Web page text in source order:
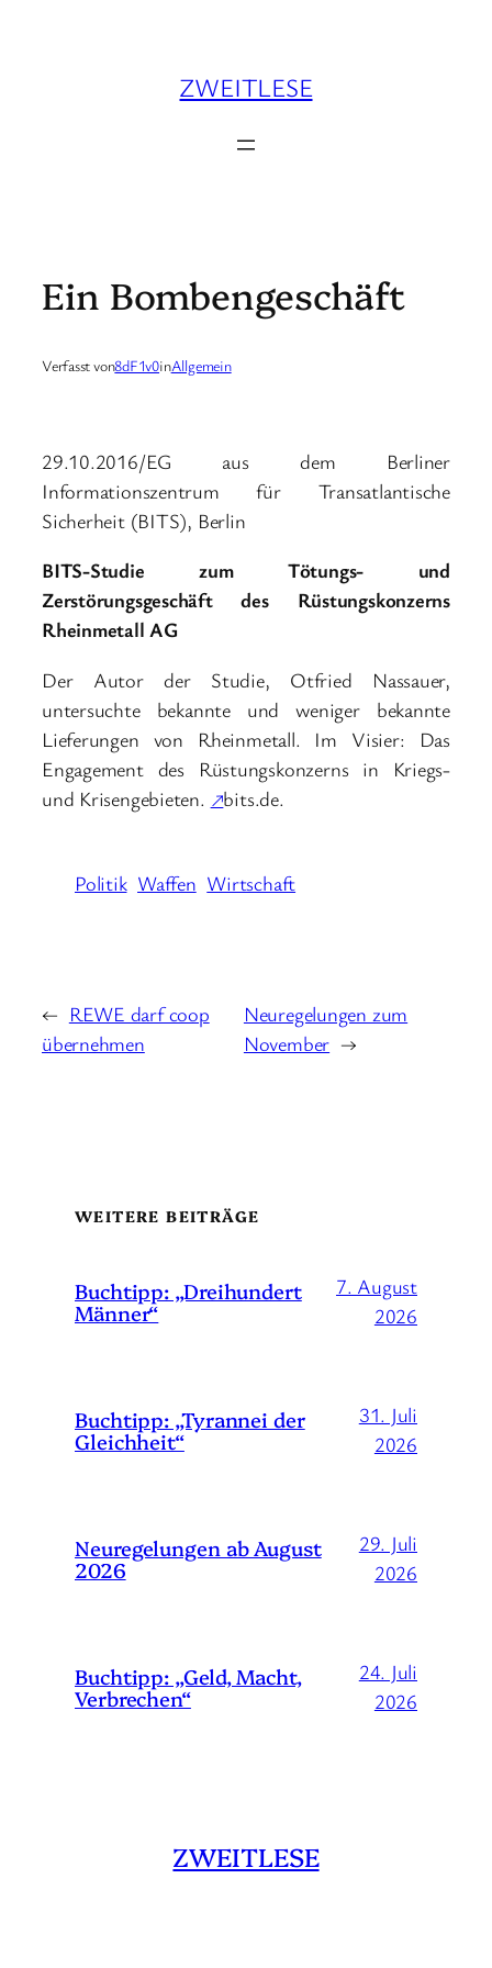
ZWEITLESE
Ein Bombengeschäft
Verfasst von8dF1v0inAllgemein
29.10.2016/EG aus dem Berliner
Informationszentrum für Transatlantische
Sicherheit (BITS), Berlin
BITS-Studie zum Tötungs- und
Zerstörungsgeschäft des Rüstungskonzerns
Rheinmetall AG
Der Autor der Studie, Otfried Nassauer,
untersuchte bekannte und weniger bekannte
Lieferungen von Rheinmetall. Im Visier: Das
Engagement des Rüstungskonzerns in Kriegs-
und Krisengebieten. ↗bits.de.
Politik Waffen Wirtschaft
← REWE darf coop
übernehmen
Neuregelungen zum
November →
WEITERE BEITRÄGE
Buchtipp: „Dreihundert
Männer“
7. August
2026
Buchtipp: „Tyrannei der
Gleichheit“
31. Juli
2026
Neuregelungen ab August
2026
29. Juli
2026
Buchtipp: „Geld, Macht,
Verbrechen“
24. Juli
2026
ZWEITLESE